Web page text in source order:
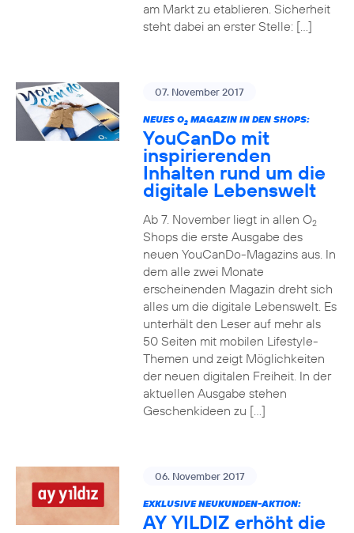
am Markt zu etablieren. Sicherheit
steht dabei an erster Stelle: […]
07. November 2017
NEUES O2MAGAZIN IN DEN SHOPS:
YouCanDo mit
inspirierenden
Inhalten rund um die
digitale Lebenswelt
Ab 7. November liegt in allen O2
Shops die erste Ausgabe des
neuen YouCanDo-Magazins aus. In
dem alle zwei Monate
erscheinenden Magazin dreht sich
alles um die digitale Lebenswelt. Es
unterhält den Leser auf mehr als
50 Seiten mit mobilen Lifestyle-
Themen und zeigt Möglichkeiten
der neuen digitalen Freiheit. In der
aktuellen Ausgabe stehen
Geschenkideen zu […]
06. November 2017
EXKLUSIVE NEUKUNDEN-AKTION:
AY YILDIZ erhöht die